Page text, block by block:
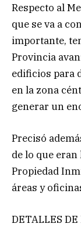
Respecto al
que se va a
importante,
Provincia
edificios para
en la zona
generar un
Precisó
de lo que
Propiedad
áreas y
DETALLES DE